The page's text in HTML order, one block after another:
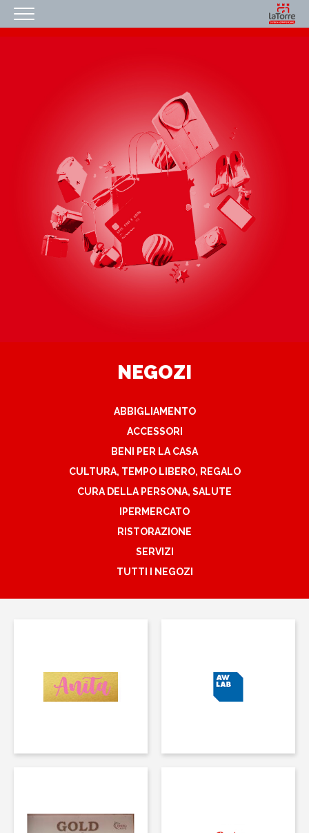
NEGOZI
EVENTI
SERVIZI
IL TUO BUSINESS AL CENTRO
NEGOZI
ABBIGLIAMENTO
ACCESSORI
BENI PER LA CASA
CULTURA, TEMPO LIBERO, REGALO
CURA DELLA PERSONA, SALUTE
IPERMERCATO
RISTORAZIONE
SERVIZI
TUTTI I NEGOZI